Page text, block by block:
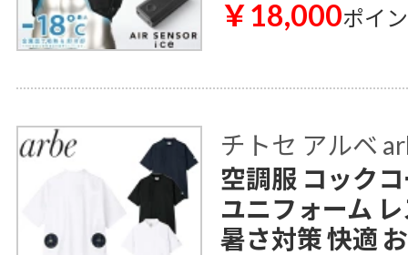
￥18,000ポイ
チトセ アルベ
空調服 コック
ユニフォーム
暑さ対策 快適